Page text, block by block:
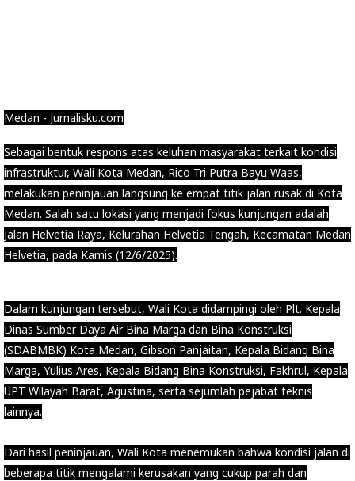
Medan - Jurnalisku.com
Sebagai bentuk respons atas keluhan masyarakat terkait kondisi
infrastruktur, Wali Kota Medan, Rico Tri Putra Bayu Waas,
melakukan peninjauan langsung ke empat titik jalan rusak di Kota
Medan. Salah satu lokasi yang menjadi fokus kunjungan adalah
Jalan Helvetia Raya, Kelurahan Helvetia Tengah, Kecamatan Medan
Helvetia, pada Kamis (12/6/2025).
Dalam kunjungan tersebut, Wali Kota didampingi oleh Plt. Kepala
Dinas Sumber Daya Air Bina Marga dan Bina Konstruksi
(SDABMBK) Kota Medan, Gibson Panjaitan, Kepala Bidang Bina
Marga, Yulius Ares, Kepala Bidang Bina Konstruksi, Fakhrul, Kepala
UPT Wilayah Barat, Agustina, serta sejumlah pejabat teknis
lainnya.
Dari hasil peninjauan, Wali Kota menemukan bahwa kondisi jalan di
beberapa titik mengalami kerusakan yang cukup parah dan